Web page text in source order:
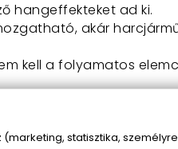
hangeffekteket ad ki.
akár
kell a folyamatos
statisztika,